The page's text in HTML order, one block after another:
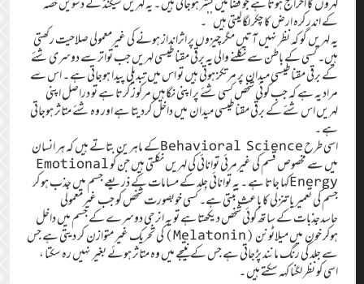
کے اندر کرہ ارض کا چکر لگالیتی ہیں’’۔
یہ لہریں گو کہ نظر نہیں آتیں مگر چیزوں پر اثرانداز ہونے کی غیرمعمولی صلاحیت رکھتی
ہیں۔ کسی کے باطن سے نکلنے والی یہ برقی مقناطیسی لہریں جب تواتر سے دوسری شئے
کے برقی مقناطیسی میدان پر مرتکز ہوتی ہیں تو اس میں تبدیلی پیدا ہوجاتی ہے ۔ اس سے
مراد یہ ہے کہ جب کوئی شخص کسی شئے پر اپنی نگاہیں مرکوز کرتا ہے تو دراصل اپنی
لہریں اس شئے کے برقی مقناطیسی میدان میں داخل کردیتا ہے اور وہ شئے متاثر ہوجاتی
ہے ۔
اسی طرح Behavioral Scienceکے ماہرین بتاتے ہیں کہ ہر انسان
میں سے مخصوص قسم کی غیرمرئی توانائی کی لہریں نکلتی ہیں جن کو Emotional
Energyکہا جاتا ہے ۔ یہ توانائی جِلد کے مسامات کے ذریعے جسم میں جذب ہو کر
جسم کی تعمیر یا تنزلی کا باعث بنتی ہے۔ کسی خوبصورت شخص کو جب غیرمعمولی
حاسدجذبات کے ساتھ کوئی شخص دیکھتا ہے تو یہ انرجی دوسرے کے جسم میں داخل
ہوکر خون میں میلاٹونن (Melatonin) کی تحریک غیر متوازن کر دیتی ہے جس
سے جلد کی رنگ مانند پڑجاتی ہے جس کے نتیجے میں وہ متاثر ہوئے بغیر نہیں رہ سکتا ،
اسی کو نظر لگنا کہہ سکتے ہیں ۔